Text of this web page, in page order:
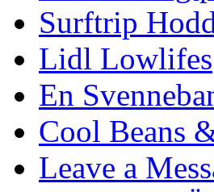
Surftrip
Lidl Lowlifes
En
Cool Beans
Leave a